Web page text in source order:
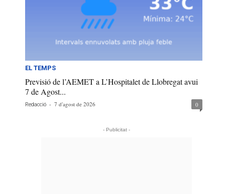
EL TEMPS
Previsió de l’AEMET a L’Hospitalet de Llobregat avui
7 de Agost...
Redacció - 7 d'agost de 2026 0
- Publicitat -